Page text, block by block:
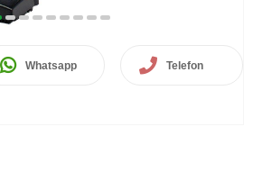
Whatsapp Telefon